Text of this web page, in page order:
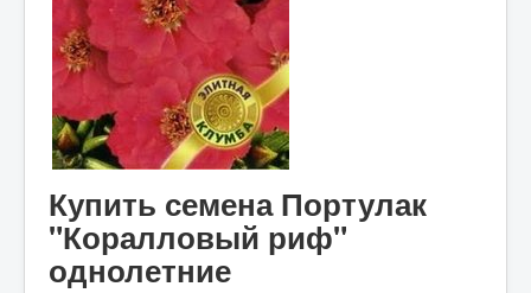
Купить семена Портулак
"Коралловый риф"
однолетние